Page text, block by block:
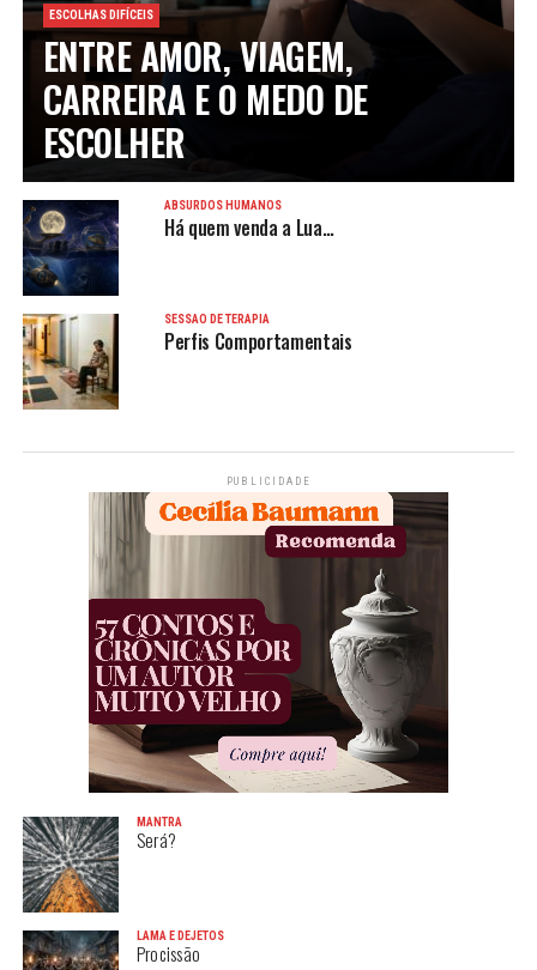
ESCOLHAS DIFÍCEIS
ENTRE AMOR, VIAGEM,
CARREIRA E O MEDO DE
ESCOLHER
ABSURDOS HUMANOS
Há quem venda a Lua…
SESSÃO DE TERAPIA
Perfis Comportamentais
PUBLICIDADE
MANTRA
Será?
LAMA E DEJETOS
Procissão